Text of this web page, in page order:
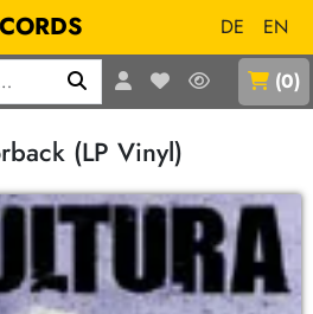
DE
EN
(0)
(LP Vinyl)